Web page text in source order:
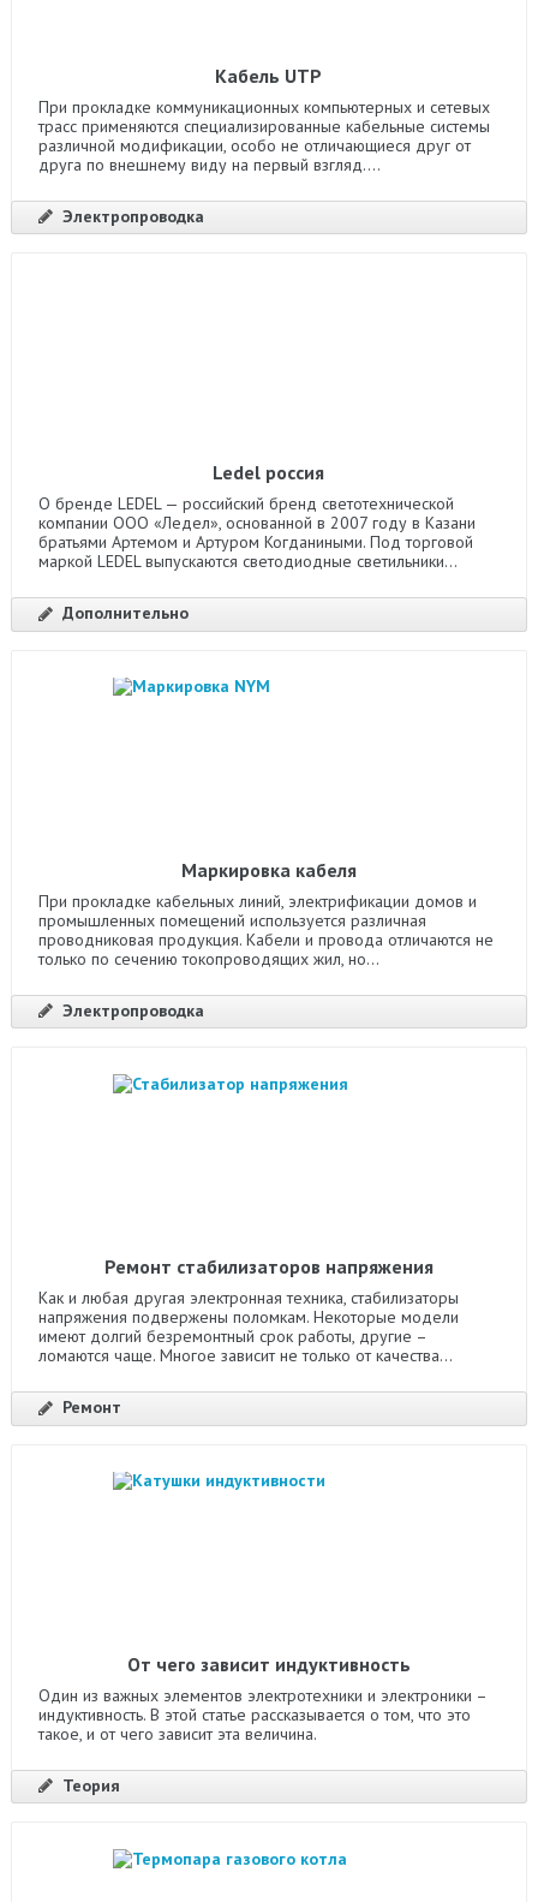
Кабель UTP
При прокладке коммуникационных компьютерных и сетевых
трасс применяются специализированные кабельные системы
различной модификации, особо не отличающиеся друг от
друга по внешнему виду на первый взгляд....
Электропроводка
Ledel россия
О бренде LEDEL — российский бренд светотехнической
компании ООО «Ледел», основанной в 2007 году в Казани
братьями Артемом и Артуром Когданиными. Под торговой
маркой LEDEL выпускаются светодиодные светильники...
Дополнительно
Маркировка кабеля
При прокладке кабельных линий, электрификации домов и
промышленных помещений используется различная
проводниковая продукция. Кабели и провода отличаются не
только по сечению токопроводящих жил, но...
Электропроводка
Ремонт стабилизаторов напряжения
Как и любая другая электронная техника, стабилизаторы
напряжения подвержены поломкам. Некоторые модели
имеют долгий безремонтный срок работы, другие –
ломаются чаще. Многое зависит не только от качества...
Ремонт
От чего зависит индуктивность
Один из важных элементов электротехники и электроники –
индуктивность. В этой статье рассказывается о том, что это
такое, и от чего зависит эта величина.
Теория